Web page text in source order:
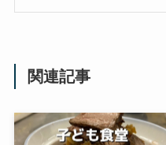
関連記事